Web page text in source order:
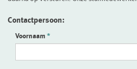
Contactpersoon:
Voornaam